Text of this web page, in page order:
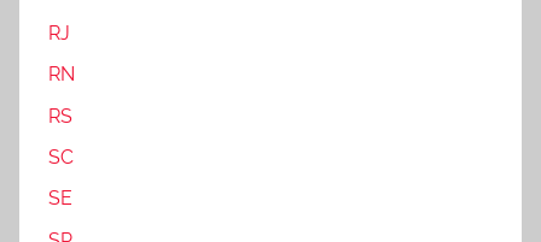
RJ
RN
RS
SC
SE